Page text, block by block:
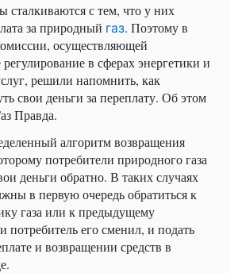
сталкиваются с тем, что у них
за природный газ. Поэтому в
осуществляющей
регулирование в сферах энергетики и
решили напомнить, как
свои деньги за переплату. Об этом
Правда.
алгоритм возвращения
потребители природного газа
деньги обратно. В таких случаях
в первую очередь обратиться к
газа или к предыдущему
потребитель его сменил, и подать
и возвращении средств в